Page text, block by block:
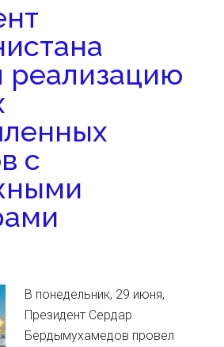
реализацию
с
В понедельник, 29 июня,
Президент Сердар
Бердымухамедов провел